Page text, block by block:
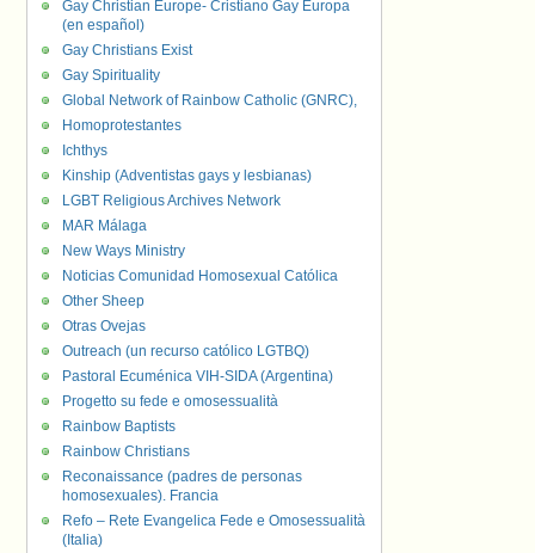
Gay Christian Europe- Cristiano Gay Europa
(en español)
Gay Christians Exist
Gay Spirituality
Global Network of Rainbow Catholic (GNRC),
Homoprotestantes
Ichthys
Kinship (Adventistas gays y lesbianas)
LGBT Religious Archives Network
MAR Málaga
New Ways Ministry
Noticias Comunidad Homosexual Católica
Other Sheep
Otras Ovejas
Outreach (un recurso católico LGTBQ)
Pastoral Ecuménica VIH-SIDA (Argentina)
Progetto su fede e omosessualità
Rainbow Baptists
Rainbow Christians
Reconaissance (padres de personas
homosexuales). Francia
Refo – Rete Evangelica Fede e Omosessualità
(Italia)